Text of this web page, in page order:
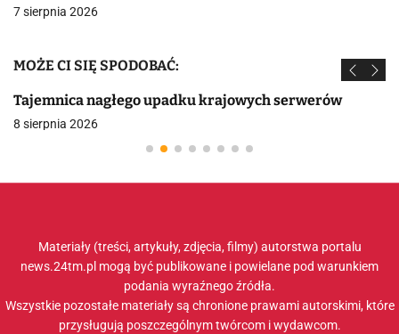
7 sierpnia 2026
MOŻE CI SIĘ SPODOBAĆ:
Tajemnica nagłego upadku krajowych serwerów
8 sierpnia 2026
Materiały (treści, artykuły, zdjęcia, filmy) autorstwa portalu
news.24tm.pl mogą być publikowane i powielane pod warunkiem
podania wyraźnego źródła.
Wszystkie pozostałe materiały są chronione prawami autorskimi, które
przysługują poszczególnym twórcom i wydawcom.